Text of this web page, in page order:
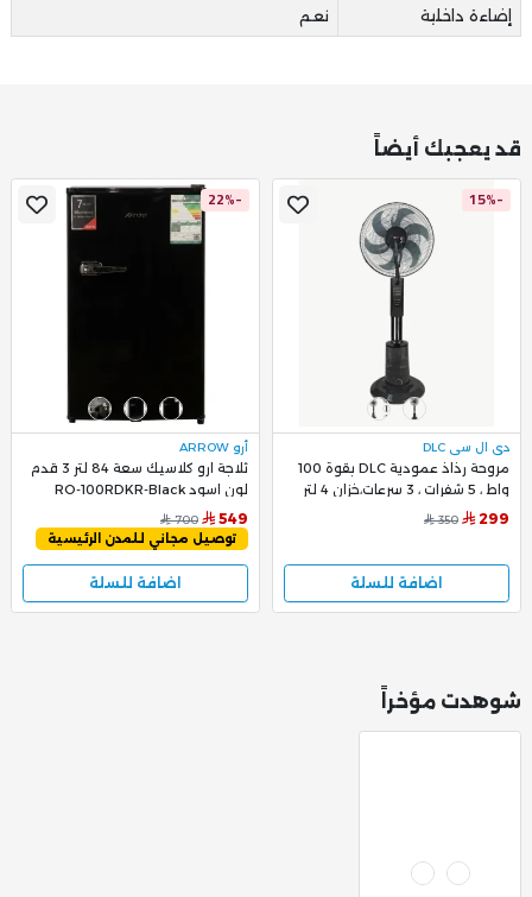
إضاءة داخلية نعم
قد يعجبك أيضاً
-15%
دي ال سي DLC
مروحة رذاذ عمودية DLC بقوة 100
واط ، 5 شفرات ، 3 سرعات،خزان 4 لتر
DLC-31050
299
350
اضافة للسلة
-22%
أرو ARROW
ثلاجة ارو كلاسيك سعة 84 لتر 3 قدم
لون اسود RO-100RDKR-Black
549
700
توصيل مجاني للمدن الرئيسية
اضافة للسلة
شوهدت مؤخراً